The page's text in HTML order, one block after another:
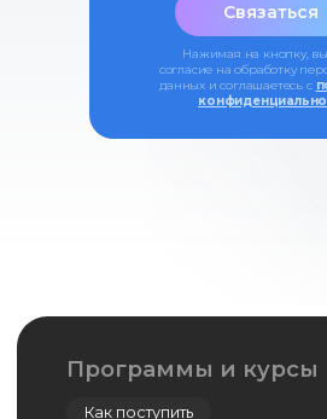
Связаться
Нажимая на кнопку,
согласие на обработку
данных и соглашаетесь c